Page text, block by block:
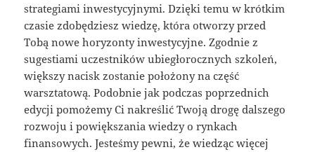
strategiami inwestycyjnymi. Dzięki temu w krótkim
czasie zdobędziesz wiedzę, która otworzy przed
Tobą nowe horyzonty inwestycyjne. Zgodnie z
sugestiami uczestników ubiegłorocznych szkoleń,
większy nacisk zostanie położony na część
warsztatową. Podobnie jak podczas poprzednich
edycji pomożemy Ci nakreślić Twoją drogę dalszego
rozwoju i powiększania wiedzy o rynkach
finansowych. Jesteśmy pewni, że wiedząc więcej